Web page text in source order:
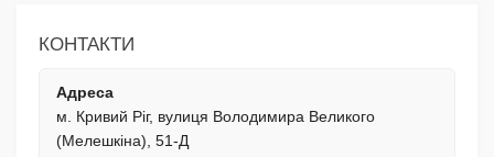
КОНТАКТИ
Адреса
м. Кривий Ріг, вулиця Володимира Великого
(Мелешкіна), 51-Д